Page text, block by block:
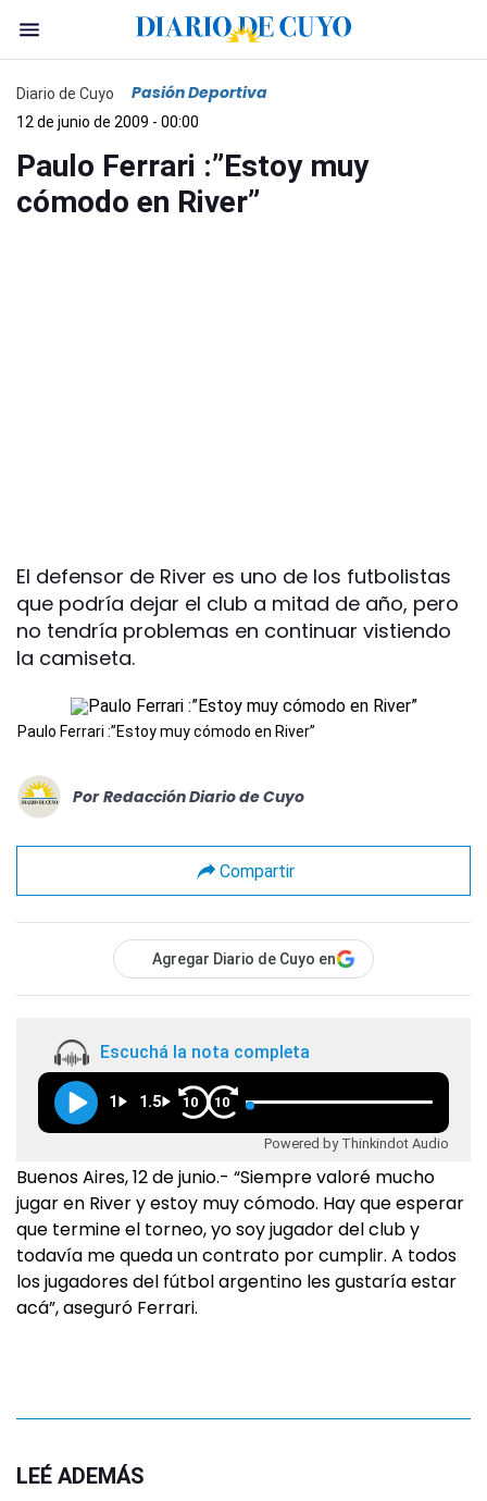
Diario de Cuyo Pasión Deportiva
12 de junio de 2009 - 00:00
Paulo Ferrari :”Estoy muy
cómodo en River”
El defensor de River es uno de los futbolistas
que podría dejar el club a mitad de año, pero
no tendría problemas en continuar vistiendo
la camiseta.
Paulo Ferrari :”Estoy muy cómodo en River”
Por Redacción Diario de Cuyo
Compartir
Agregar Diario de Cuyo en
Escuchá la nota completa
1 1.5 10 10
Powered by Thinkindot Audio
Buenos Aires, 12 de junio.- “Siempre valoré mucho
jugar en River y estoy muy cómodo. Hay que esperar
que termine el torneo, yo soy jugador del club y
todavía me queda un contrato por cumplir. A todos
los jugadores del fútbol argentino les gustaría estar
acá”, aseguró Ferrari.
LEÉ ADEMÁS